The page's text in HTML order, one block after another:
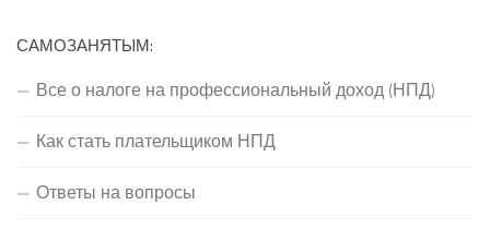
САМОЗАНЯТЫМ:
Все о налоге на профессиональный доход (НПД)
Как стать плательщиком НПД
Ответы на вопросы